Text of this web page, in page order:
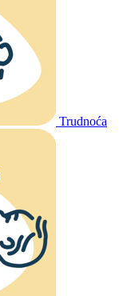
Trudnoća